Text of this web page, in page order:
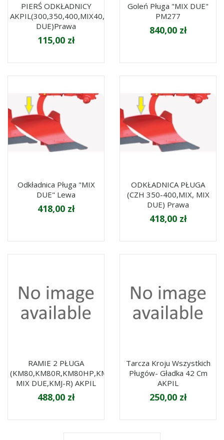
PIERŚ ODKŁADNICY
AKPIL(300,350,400,MIX40,MIX
DUE)prawa
115,00 zł
Goleń Pługa "MIX DUE"
PM277
840,00 zł
Odkładnica Pługa "MIX
DUE" Lewa
418,00 zł
ODKŁADNICA PŁUGA
(CZH 350-400,MIX, MIX
DUE) Prawa
418,00 zł
RAMIE 2 PŁUGA
(KM80,KM80R,KM80HP,KMJ,
MIX DUE,KMJ-R) AKPIL
488,00 zł
Tarcza Kroju Wszystkich
Pługów- Gładka 42 Cm
AKPIL
250,00 zł